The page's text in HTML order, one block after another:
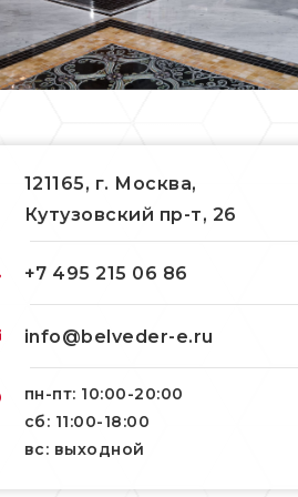
121165, г. Москва,
Кутузовский пр-т, 26
+7 495 215 06 86
info@belveder-e.ru
пн-пт: 10:00-20:00
сб: 11:00-18:00
вс: выходной